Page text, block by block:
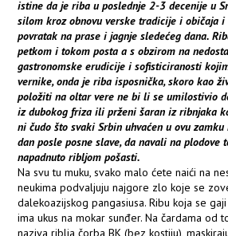
istine da je riba u poslednje 2-3 decenije u
silom kroz obnovu verske tradicije i običaja i
povratak na prase i jagnje sledećeg dana.
petkom i tokom posta a s obzirom na
gastronomske erudicije i sofisticiranosti
vernike, onda je riba isposnička, skoro kao
položiti na oltar vere ne bi li se umilostivio
iz dubokog friza ili prženi šaran iz ribnjaka
ni čudo što svaki Srbin uhvaćen u ovu
dan posle posne slave, da navali na plodove
napadnuto ribljom pošasti.
Na svu tu muku, svako malo ćete naići na
neukima podvaljuju najgore zlo koje se
dalekoazijskog pangasiusa. Ribu koja se
ima ukus na mokar sunđer. Na čardama od
naziva riblja čorba BK (bez kostiju),